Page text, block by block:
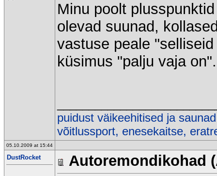
Minu poolt
olevad suunad,
vastuse peale
küsimus "palju vaja on".
puidust väikeehitised ja saunad
võitlussport, enesekaitse,
05.10.2009 at 15:44
DustRocket
Autoremondikohad